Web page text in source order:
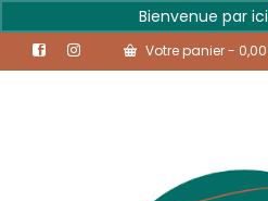
Votre panier- 0,00
Bienvenue par ici